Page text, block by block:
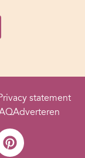
statement
Adverteren